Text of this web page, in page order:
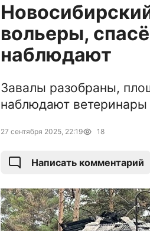
вольеры,
наблюдают
Завалы разобраны,
наблюдают ветеринары
27 сентября 2025, 22:19 18
Написать комментарий